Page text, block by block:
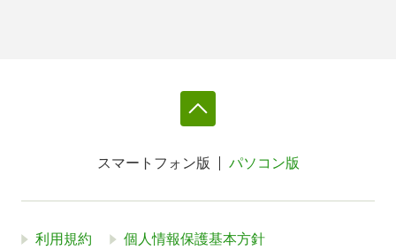
スマートフォン版 パソコン版
利用規約 個人情報保護基本方針